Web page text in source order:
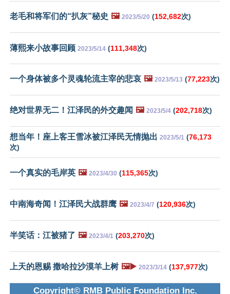
老毛和将军们的“扒灰”秘史 🖼️ 2023/5/20 (152,682次)
薄熙来小故事回顾 2023/5/14 (111,348次)
一个身体被多个灵魂轮流主宰的悲哀 🖼️ 2023/5/13 (77,223次)
绝对世界无二！江泽民的外交趣闻 🖼️ 2023/5/4 (202,718次)
想当年！座上客王雪冰被江泽民无情抛出 2023/5/1 (76,173
次)
一个真实的毛岸英 🖼️ 2023/4/30 (115,365次)
中南海奇闻！江泽民大战群鹰 🖼️ 2023/4/7 (120,936次)
半笑话：江被猪了 🖼️ 2023/4/1 (203,270次)
上天的恩赐 撒哈拉沙漠羊上树 🖼️▶️ 2023/3/14 (137,977次)
Copyright© RMB Public Foundation Inc.